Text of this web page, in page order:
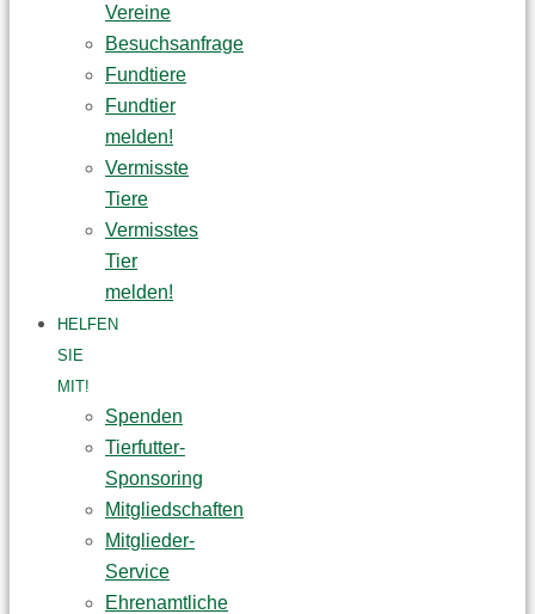
Vereine
Besuchsanfrage
Fundtiere
Fundtier
melden!
Vermisste
Tiere
Vermisstes
Tier
melden!
HELFEN
SIE
MIT!
Spenden
Tierfutter-
Sponsoring
Mitgliedschaften
Mitglieder-
Service
Ehrenamtliche